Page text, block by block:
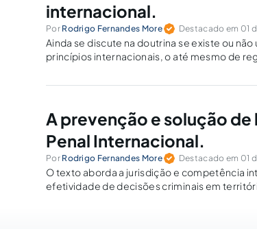
internacional.
Por Rodrigo Fernandes More Destacado em 01
Ainda se discute na doutrina se existe ou
princípios internacionais, o até mesmo de
A prevenção e solução
Penal Internacional.
Por Rodrigo Fernandes More Destacado em 01
O texto aborda a jurisdição e competência
efetividade de decisões criminais em